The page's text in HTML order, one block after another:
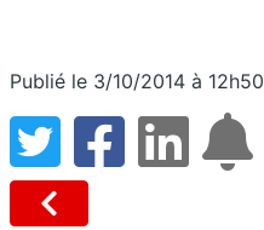
Publié le 3/10/2014 à 12h50